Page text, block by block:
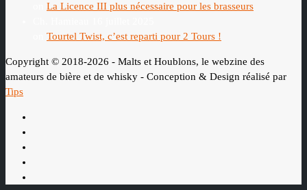
La Licence III plus nécessaire pour les brasseurs
Tourtel Twist, c’est reparti pour 2 Tours !
Copyright © 2018-2026 - Malts et Houblons, le webzine des
amateurs de bière et de whisky - Conception & Design réalisé par
Tips